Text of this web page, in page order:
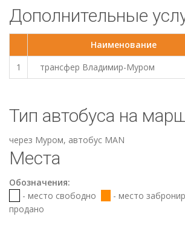
Дополнительные
Наименование
1
трансфер Владимир-Муром
Тип автобуса на
через Муром, автобус МАN
Места
Обозначения:
- место свободно
- место
продано